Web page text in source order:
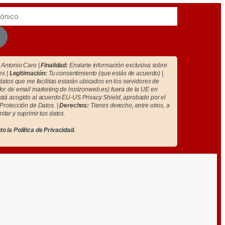
Antonio Caro |Finalidad: Enviarte información exclusiva sobre
| Legitimación:Tu consentimiento (que estás de acuerdo) |
que me facilitas estarán ubicados en los servidores de
de email marketing de horizonweb.es) fuera de la UE en
acogido al acuerdo EU-US Privacy Shield, aprobado por el
de Datos. |Derechos: Tienes derecho, entre otros, a
y suprimir tus datos.
la Política de Privacidad.